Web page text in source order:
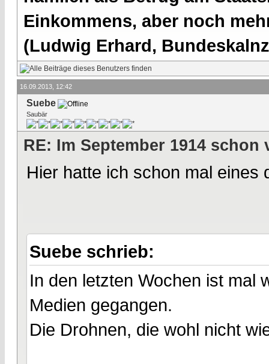
Einkommens, aber noch
(Ludwig Erhard,
16.09.2013, 12:42
Suebe
Saubär
RE: Im September 1914 schon
Hier hatte ich schon mal eines
Suebe schrieb:
In den letzten Wochen ist mal
Medien gegangen.
Die Drohnen, die wohl nicht